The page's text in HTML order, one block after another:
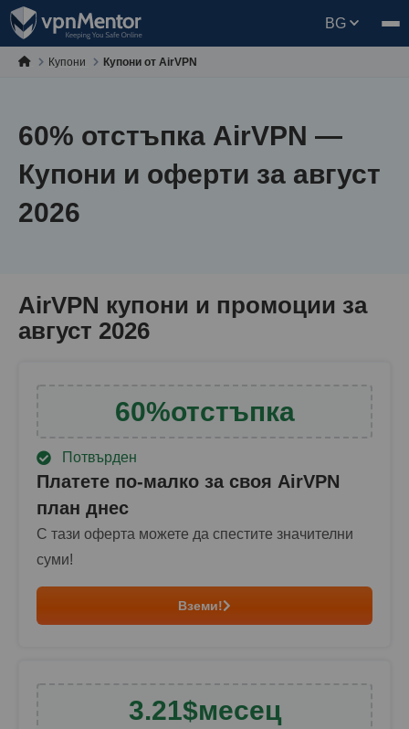
BG
Купони Купони от AirVPN
60% отстъпка AirVPN —
Купони и оферти за август
2026
AirVPN купони и промоции за
август 2026
60%отстъпка
Потвърден
Платете по-малко за своя AirVPN
план днес
С тази оферта можете да спестите значителни
суми!
Вземи!
3.21$месец